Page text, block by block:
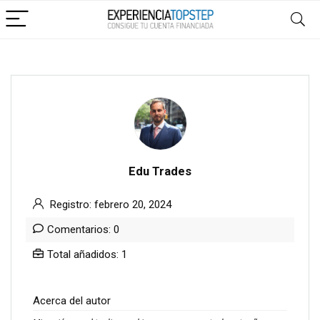
Edu Trades
Registro: febrero 20, 2024
Comentarios: 0
Total añadidos: 1
Acerca del autor